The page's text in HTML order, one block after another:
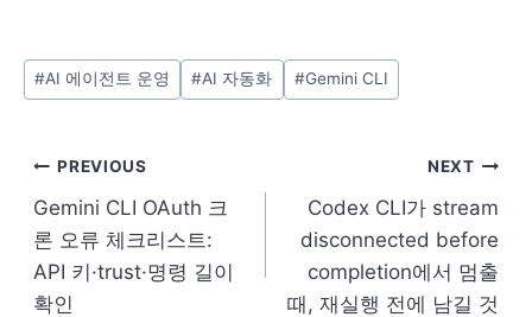
Post Tags:
#AI 에이전트 운영 #AI 자동화 #Gemini CLI
글
탐
색
PREVIOUS
Gemini CLI OAuth 크
론 오류 체크리스트:
API 키·trust·명령 길이
확인
NEXT
Codex CLI가 stream
disconnected before
completion에서 멈출
때, 재실행 전에 남길 것